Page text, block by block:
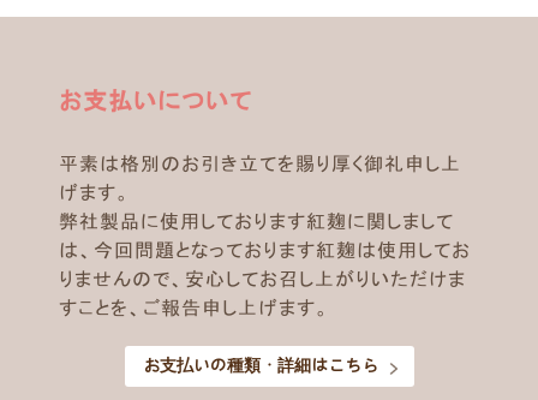
お支払いについて
平素は格別のお引き立てを賜り厚く御礼申し上
げます。
弊社製品に使用しております紅麹に関しまして
は、今回問題となっております紅麹は使用してお
りませんので、安心してお召し上がりいただけま
すことを、ご報告申し上げます。
お支払いの種類・詳細はこちら